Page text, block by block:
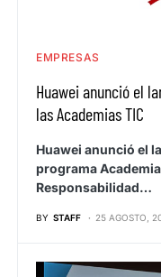
EMPRESAS
Huawei anunció el
las Academias TIC
Huawei anunció el
programa
Responsabilidad…
BY STAFF 25 AGOSTO,